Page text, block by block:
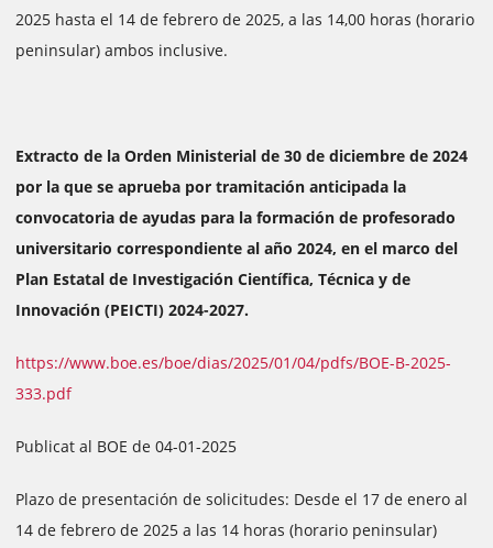
2025 hasta el 14 de febrero de 2025, a las 14,00 horas (horario
peninsular) ambos inclusive.
Extracto de la Orden Ministerial de 30 de diciembre de 2024
por la que se aprueba por tramitación anticipada la
convocatoria de ayudas para la formación de profesorado
universitario correspondiente al año 2024, en el marco del
Plan Estatal de Investigación Científica, Técnica y de
Innovación (PEICTI) 2024-2027.
https://www.boe.es/boe/dias/2025/01/04/pdfs/BOE-B-2025-
333.pdf
Publicat al BOE de 04-01-2025
Plazo de presentación de solicitudes: Desde el 17 de enero al
14 de febrero de 2025 a las 14 horas (horario peninsular)